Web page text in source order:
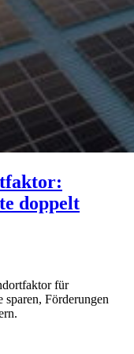
doppelt
für
Förderungen